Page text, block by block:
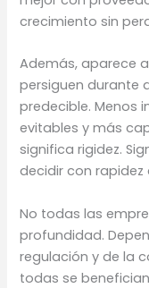
crecimiento sin
Además, aparece
persiguen durante
predecible. Menos
evitables y más
significa rigidez.
decidir con
No todas las
profundidad.
regulación y de la
todas se